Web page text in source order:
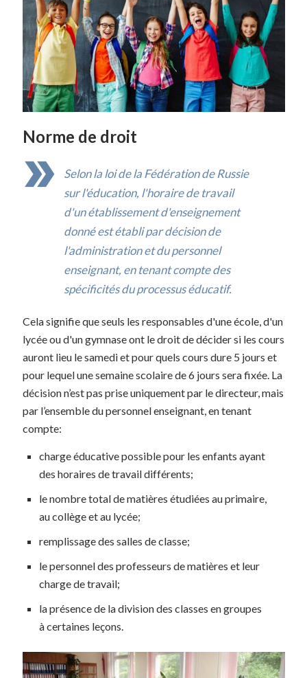
Norme de droit
Selon la loi de la Fédération de Russie
sur l'éducation, l'horaire de travail
d'un établissement d'enseignement
donné est établi par décision de
l'administration et du personnel
enseignant, en tenant compte des
spécificités du processus éducatif.
Cela signifie que seuls les responsables d'une école, d'un
lycée ou d'un gymnase ont le droit de décider si les cours
auront lieu le samedi et pour quels cours dure 5 jours et
pour lequel une semaine scolaire de 6 jours sera fixée. La
décision n’est pas prise uniquement par le directeur, mais
par l’ensemble du personnel enseignant, en tenant
compte:
charge éducative possible pour les enfants ayant
des horaires de travail différents;
le nombre total de matières étudiées au primaire,
au collège et au lycée;
remplissage des salles de classe;
le personnel des professeurs de matières et leur
charge de travail;
la présence de la division des classes en groupes
à certaines leçons.